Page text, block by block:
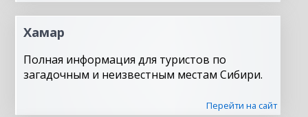
Хамар
Полная информация для туристов по
загадочным и неизвестным местам Сибири.
Перейти на сайт